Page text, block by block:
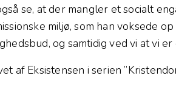
se, at der mangler et socialt
miljø, som han voksede
og samtidig ved vi at vi er
af Eksistensen i serien